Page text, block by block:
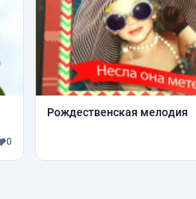
0
Рождественская мелодия